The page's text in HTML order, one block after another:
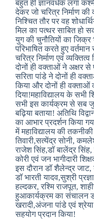
बहुत ही ज्ञानवर्धक लगा
देकर जो चरित्र निर्माण की
निश्चित तौर पर वह
मिल का पत्थर साबित हो
युग की चुनौतियों का
परिभाषित करते हुए
चरित्र निर्माण एवं
दोनों ही वक्ताओं ने अक्षर से
सरिता पांडे ने दोनों ही
किया और दोनों ही वक्ताओं
दिया!महाविद्यालय के सभी
सभी इस कार्यक्रम से सब
बढ़िया बताया! अतिथि
का आभार प्रदर्शन किया
में महाविद्यालय की
तिवारी,सत्येंद्र सोनी,
राजेश सिंह,डॉ बालेंद्र
कोरी एवं जन भागीदारी
इस दौरान डॉ शैलेन्द्र जाट,
डॉ भारती यादव,सुश्री
हल्दकर, रश्मि राजपूत,
हुआकार्यक्रम का संचालन
खरादी,अंजना पांडे एवं
सहयोग प्रदान किया!